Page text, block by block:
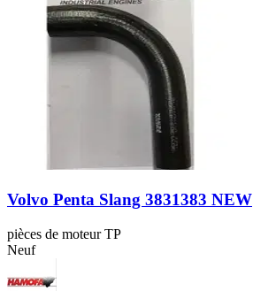
Volvo Penta Slang 3831383 NEW
pièces de moteur TP
Neuf